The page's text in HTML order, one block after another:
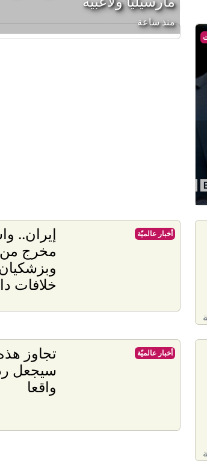
منذ ساعة
إيران..
مخرج
خلافات
أخبار عالميّة
تجاوز
سيجعل
واقعا
أخبار عالميّة